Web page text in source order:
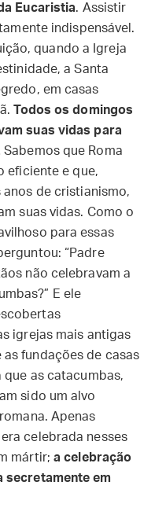
Eucaristia. Assistir
indispensável.
quando a Igreja
a Santa
em casas
Todos os domingos
suas vidas para
Sabemos que Roma
eficiente e que,
de cristianismo,
suas vidas. Como o
para essas
“Padre
não celebravam a
E ele
igrejas mais antigas
fundações de casas
as catacumbas,
sido um alvo
Apenas
celebrada nesses
mártir;a celebração
secretamente em